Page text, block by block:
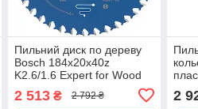
Пильний диск по дереву
Bosch 184x20x40z
K2.6/1.6 Expert for Wood
2 513₴ 2 792 ₴ 2